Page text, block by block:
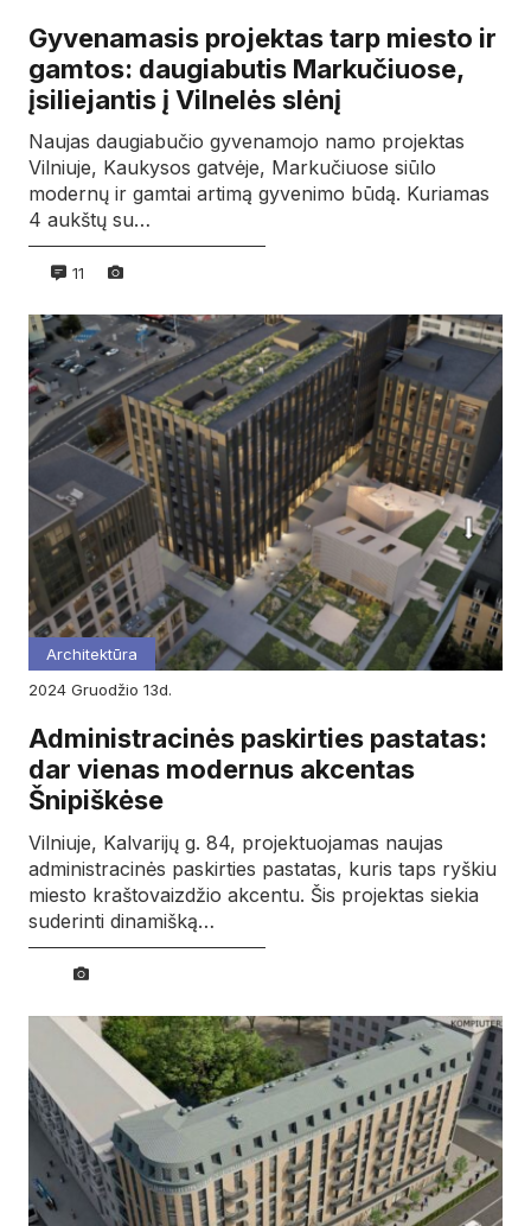
Gyvenamasis projektas tarp miesto ir
gamtos: daugiabutis Markučiuose,
įsiliejantis į Vilnelės slėnį
Naujas daugiabučio gyvenamojo namo projektas
Vilniuje, Kaukysos gatvėje, Markučiuose siūlo
modernų ir gamtai artimą gyvenimo būdą. Kuriamas
4 aukštų su…
11
Architektūra
2024
gruodžio 13d.
Administracinės paskirties pastatas:
dar vienas modernus akcentas
Šnipiškėse
Vilniuje, Kalvarijų g. 84, projektuojamas naujas
administracinės paskirties pastatas, kuris taps ryškiu
miesto kraštovaizdžio akcentu. Šis projektas siekia
suderinti dinamišką…